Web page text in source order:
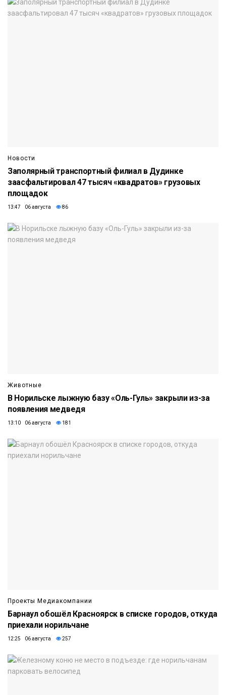
Новости
Заполярный транспортный филиал в Дудинке
заасфальтировал 47 тысяч «квадратов» грузовых
площадок
13:47 06 августа 86
Животные
В Норильске лыжную базу «Оль-Гуль» закрыли из-за
появления медведя
13:10 06 августа 181
Проекты Медиакомпании
Барнаул обошёл Красноярск в списке городов, откуда
приехали норильчане
12:25 06 августа 257